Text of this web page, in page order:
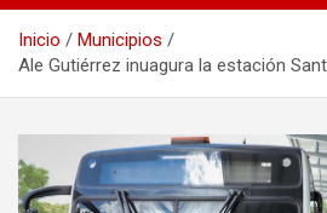
Inicio
Municipios
Ale Gutiérrez inuagura la estación